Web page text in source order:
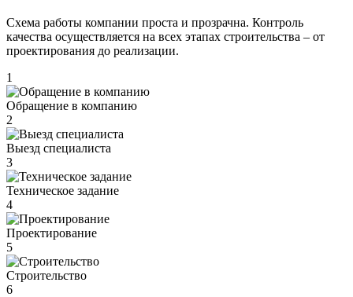
Схема работы компании проста и прозрачна. Контроль
качества осуществляется на всех этапах строительства – от
проектирования до реализации.
1
Обращение в компанию
2
Выезд специалиста
3
Техническое задание
4
Проектирование
5
Строительство
6